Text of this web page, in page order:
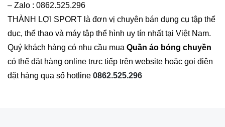
– Zalo : 0862.525.296
THÀNH LỢI SPORT là đơn vị chuyên bán dụng cụ tập thể
dục, thể thao và máy tập thể hình uy tín nhất tại Việt Nam.
Quý khách hàng có nhu cầu mua Quần áo bóng chuyền
có thể đặt hàng online trực tiếp trên website hoặc gọi điện
đặt hàng qua số hotline 0862.525.296